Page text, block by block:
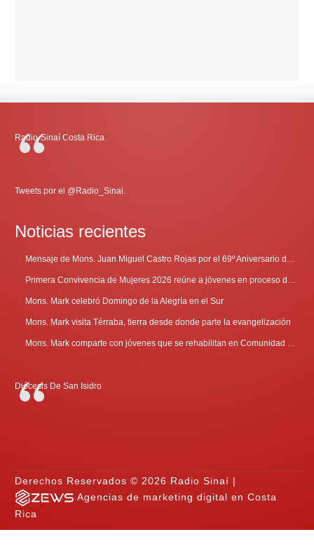
Radio-Sinaí Costa Rica
Tweets por el @Radio_Sinai.
Noticias recientes
Mons. Mark celebró Domingo de la Alegría en el Sur
Mons. Mark visita Térraba, tierra desde donde parte la evangelización
Diócesis De San Isidro
Derechos Reservados © 2026 Radio Sinaí |
Agencias de marketing digital en Costa
Rica